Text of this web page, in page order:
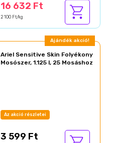
16 632 Ft
2 100 Ft/kg
Ajándék akció!
Ariel Sensitive Skin Folyékony
Mosószer, 1.125 l, 25 Mosáshoz
Az akció részletei
3 599 Ft